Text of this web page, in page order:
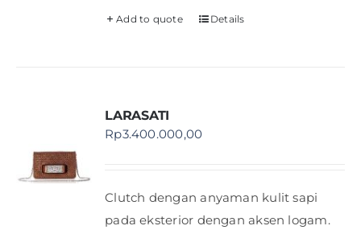
Add to quote Details
LARASATI
Rp3.400.000,00
Clutch dengan anyaman kulit sapi
pada eksterior dengan aksen logam.